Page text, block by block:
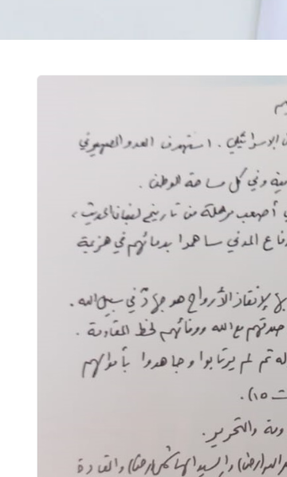
ازددت يقيناً بأنَّ المقاومة
بإذن الله تعالى.
مقالات
الشيخ قاسم إلى
العزّة والثبات